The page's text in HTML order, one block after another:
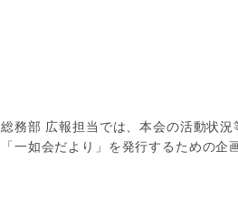
総務部 広報担当では、本会の活動状
「一如会だより」を発行するための